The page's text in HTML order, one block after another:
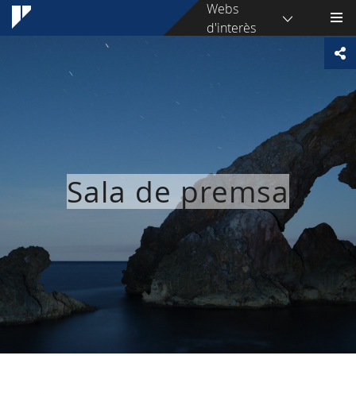
Webs
d'interès
Sala de premsa